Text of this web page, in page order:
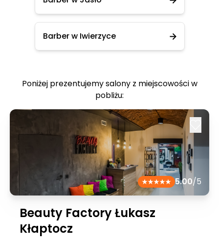
Barber w Iwierzyce
Poniżej prezentujemy salony z miejscowości w
pobliżu:
5.00/5
Beauty Factory Łukasz
Kłaptocz